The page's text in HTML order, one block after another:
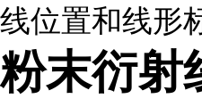
线位置和线形
粉末衍射